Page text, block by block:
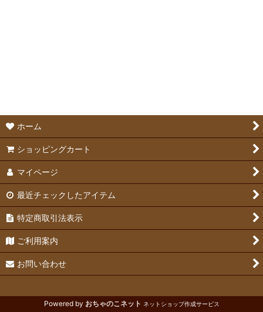
ホーム
ショッピングカート
マイページ
最近チェックしたアイテム
特定商取引法表示
ご利用案内
お問い合わせ
Powered by おちゃのこネット ネットショップ作成サービス